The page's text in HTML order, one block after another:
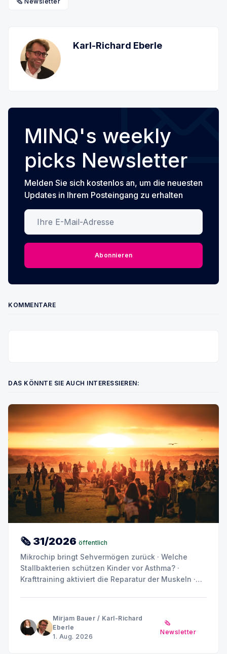
Karl-Richard Eberle
MINQ's weekly
picks Newsletter
Melden Sie sich kostenlos an, um die neuesten
Updates in Ihrem Posteingang zu erhalten
Ihre E-Mail-Adresse
Abonnieren
KOMMENTARE
DAS KÖNNTE SIE AUCH INTERESSIEREN:
🗞 31/2026 öffentlich
Mikrochip bringt Sehvermögen zurück · Welche
Stallbakterien schützen Kinder vor Asthma? ·
Krafttraining aktiviert die Reparatur der Muskeln ·
Anfang September
Mirjam Bauer / Karl-Richard
Eberle
1. Aug. 2026
🗞️
Newsletter